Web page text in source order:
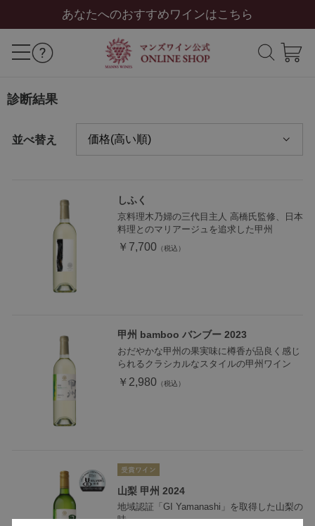
あなたへのおすすめワインはこちら
診断結果
並べ替え
しふく
京料理木乃婦の三代目主人 高橋氏監修、日本
料理とのマリアージュを追求した甲州
￥7,700
甲州 bamboo バンブー 2023
おだやかな甲州の果実味に樽香が品良く感じ
られるクラシカルなスタイルの甲州ワイン
￥2,980
山梨 甲州 2024
地域認証「GI Yamanashi」を取得した山梨の
味